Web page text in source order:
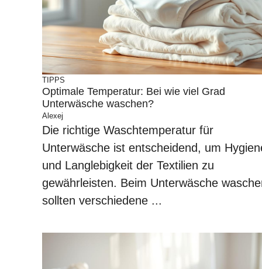
TIPPS
Optimale Temperatur: Bei wie viel Grad
Unterwäsche waschen?
Alexej
Die richtige Waschtemperatur für
Unterwäsche ist entscheidend, um
und Langlebigkeit der Textilien zu
gewährleisten. Beim Unterwäsche
sollten verschiedene ...